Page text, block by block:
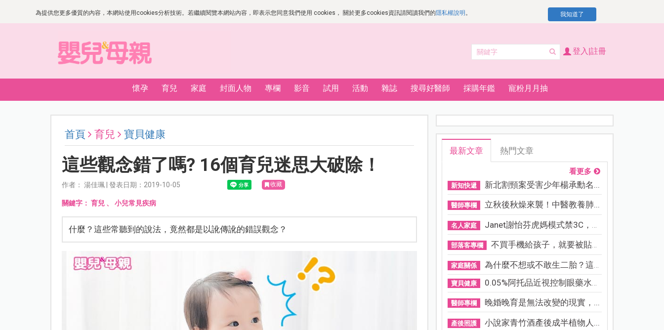
為提供您更多優質的內容，本網站使用cookies分析技術。若繼續閱覽本網站內容，即表示您同意我們使用 cookies， 關於更多cookies資訊請閱讀我們的隱私權說明 。 我知道了
登入|註冊
懷孕 育兒 家庭 封面人物 專欄 影音 試用 活動 雜誌 搜尋好醫師 採購年鑑 寵粉月月抽
首頁 育兒 寶貝健康
這些觀念錯了嗎? 16個育兒迷思大破除！
作者： 湯佳珮 | 發表日期：2019-10-05 收藏
關鍵字： 育兒、 小兒常見疾病
什麼？這些常聽到的說法，竟然都是以訛傳訛的錯誤觀念？
最新文章 熱門文章
看更多
新知快遞 新北割頸案受害少年楊承勳名...
醫師專欄 立秋後秋燥來襲！中醫教養肺...
名人家庭 Janet謝怡芬虎媽模式禁3C，看...
部落客專欄 不買手機給孩子，就要被貼「...
家庭關係 為什麼不想或不敢生二胎？這8...
寶貝健康 0.05%阿托品近視控制眼藥水納...
醫師專欄 晚婚晚育是無法改變的現實，...
產後照護 小說家青竹酒產後成半植物人...